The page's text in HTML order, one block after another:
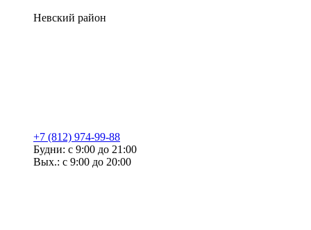
Невский район
+7 (812) 974-99-88
Будни: с 9:00 до 21:00
Вых.: с 9:00 до 20:00